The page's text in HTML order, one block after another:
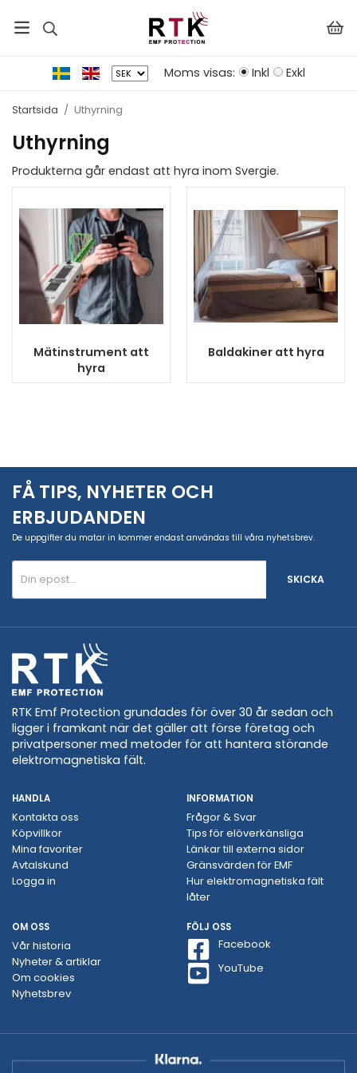
Moms visas: Inkl Exkl
Startsida / Uthyrning
Uthyrning
Produkterna går endast att hyra inom Svergie.
Mätinstrument att
hyra
Baldakiner att hyra
FÅ TIPS, NYHETER OCH
ERBJUDANDEN
De uppgifter du matar in kommer endast användas till våra nyhetsbrev.
SKICKA
RTK Emf Protection grundades för över 30 år sedan och
ligger i framkant när det gäller att förse företag och
privatpersoner med metoder för att hantera störande
elektromagnetiska fält.
HANDLA
Kontakta oss
Köpvillkor
Mina favoriter
Avtalskund
Logga in
INFORMATION
Frågor & Svar
Tips för elöverkänsliga
Länkar till externa sidor
Gränsvärden för EMF
Hur elektromagnetiska fält
låter
OM OSS
Vår historia
Nyheter & artiklar
Om cookies
Nyhetsbrev
FÖLJ OSS
Facebook
YouTube